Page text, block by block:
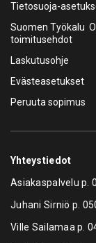
Tietosuoja-
Suomen Työkalu
toimitusehdot
Laskutusohje
Evästeasetukset
Peruuta sopimus
Yhteystiedot
Asiakaspalvelu p.
Juhani Sirniö p.
Ville Sailamaa p.